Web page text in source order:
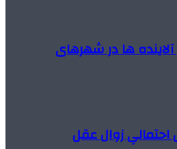
ها در شهرهای
زوال عقل